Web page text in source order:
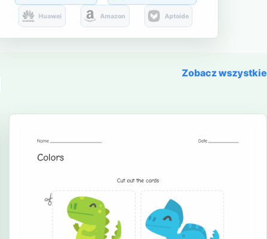
Huawei Amazon Aptoide
Zobacz wszystkie